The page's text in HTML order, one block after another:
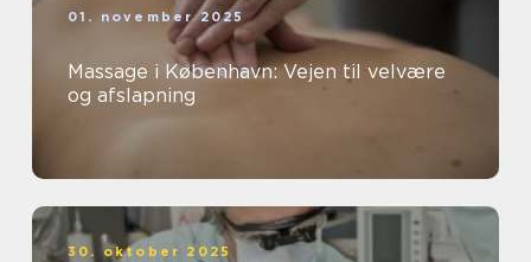
01. november 2025
Massage i København: Vejen til velvære
og afslapning
30. oktober 2025